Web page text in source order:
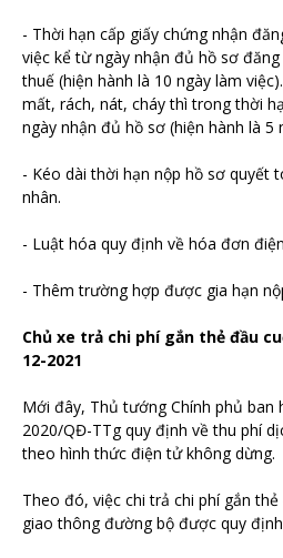
- Thời hạn cấp giấy chứng nhận
việc kể từ ngày nhận đủ hồ sơ
thuế (hiện hành là 10 ngày làm
mất, rách, nát, cháy thì trong thời
ngày nhận đủ hồ sơ (hiện hành là 5
- Kéo dài thời hạn nộp hồ sơ quyết
nhân.
- Luật hóa quy định về hóa đơn
- Thêm trường hợp được gia hạn
Chủ xe trả chi phí gắn thẻ đầu
12-2021
Mới đây, Thủ tướng Chính phủ ban
2020/QĐ-TTg quy định về thu phí
theo hình thức điện tử không dừng.
Theo đó, việc chi trả chi phí gắn
giao thông đường bộ được quy